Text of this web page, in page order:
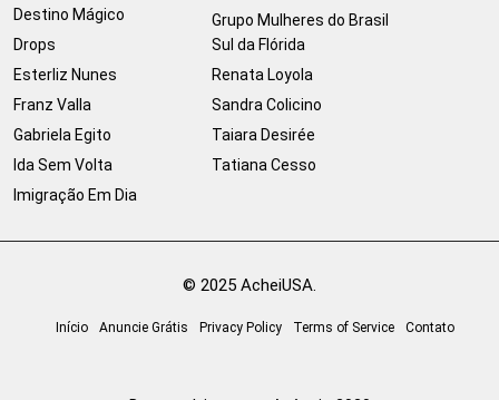
Destino Mágico
Drops
Esterliz Nunes
Franz Valla
Gabriela Egito
Ida Sem Volta
Imigração Em Dia
Grupo Mulheres do Brasil
Sul da Flórida
Renata Loyola
Sandra Colicino
Taiara Desirée
Tatiana Cesso
© 2025 AcheiUSA.
Início Anuncie Grátis Privacy Policy Terms of Service Contato